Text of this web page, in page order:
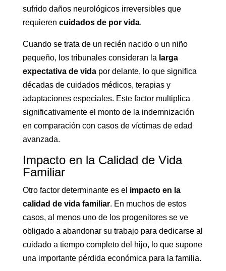
sufrido daños neurológicos irreversibles que
requieren cuidados de por vida.
Cuando se trata de un recién nacido o un niño
pequeño, los tribunales consideran la larga
expectativa de vidapor delante, lo que significa
décadas de cuidados médicos, terapias y
adaptaciones especiales. Este factor multiplica
significativamente el monto de la indemnización
en comparación con casos de víctimas de edad
avanzada.
Impacto en la Calidad de Vida
Familiar
Otro factor determinante es el impacto en la
calidad de vida familiar. En muchos de estos
casos, al menos uno de los progenitores se ve
obligado a abandonar su trabajo para dedicarse al
cuidado a tiempo completo del hijo, lo que supone
una importante pérdida económica para la familia.